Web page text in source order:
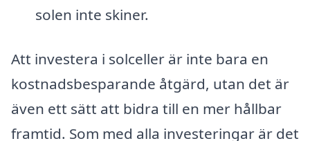
solen inte skiner.
Att investera i solceller är inte bara en
kostnadsbesparande åtgärd, utan det är
även ett sätt att bidra till en mer hållbar
framtid. Som med alla investeringar är det